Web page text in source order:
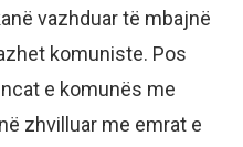
vazhduar të mbajnë
komuniste. Pos
e komunës me
zhvilluar me emrat e